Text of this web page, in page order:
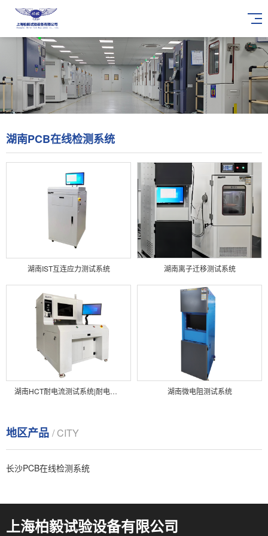
湖南PCB在线检测系统
湖南IST互连应力测试系统 湖南离子迁移测试系统
湖南HCT耐电流测试系统|耐电流测试仪|耐电流测试机 湖南微电阻测试系统
地区产品 / CITY
长沙PCB在线检测系统
上海柏毅试验设备有限公司